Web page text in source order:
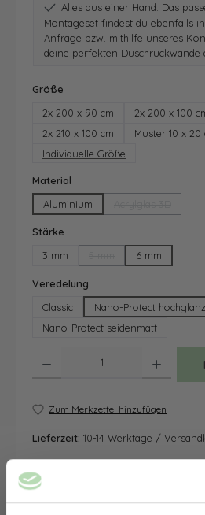
Alles aus einer Hand: Das
Montageset findest du ebenfalls
Anfrage bzw. mithilfe unseres
deine perfekten Duschrückwände
Größe
2x 200 x 90 cm
2x 200 x 100
2x 210 x 100 cm
Muster 10 x 20
Individuelle Größe
Material
Aluminium
Stärke
3 mm
(Diese Option ist zurzeit
6 mm
Veredelung
Classic
Nano-Protect hochglanz
Nano-Protect seidenmatt
Zum Merkzettel hinzufügen
Lieferzeit: 10-14 Werktage /